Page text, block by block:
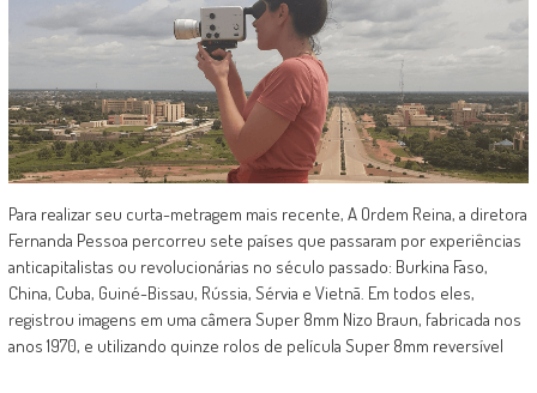
Para realizar seu curta-metragem mais recente, A Ordem Reina, a diretora
Fernanda Pessoa percorreu sete países que passaram por experiências
anticapitalistas ou revolucionárias no século passado: Burkina Faso,
China, Cuba, Guiné-Bissau, Rússia, Sérvia e Vietnã. Em todos eles,
registrou imagens em uma câmera Super 8mm Nizo Braun, fabricada nos
anos 1970, e utilizando quinze rolos de película Super 8mm reversível